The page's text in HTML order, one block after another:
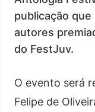
publicação
autores
do FestJuv.
O evento será
Felipe de